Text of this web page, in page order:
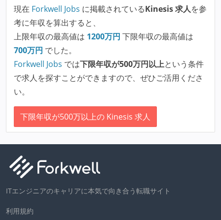
現在 Forkwell Jobs に掲載されているKinesis 求人を参
考に年収を算出すると、
上限年収の最高値は 1200万円 下限年収の最高値は
700万円 でした。
Forkwell Jobs では下限年収が500万円以上という条件
で求人を探すことができますので、ぜひご活用くださ
い。
下限年収が500万以上の Kinesis 求人
ITエンジニアのキャリアに本気で向き合う転職サイト
利用規約